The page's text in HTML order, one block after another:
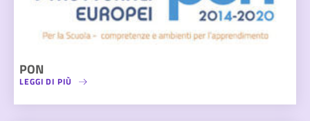
PON
LEGGI DI PIÙ